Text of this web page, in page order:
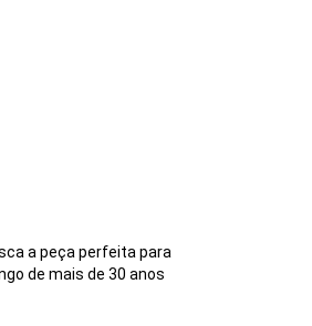
a peça perfeita para
de mais de 30 anos